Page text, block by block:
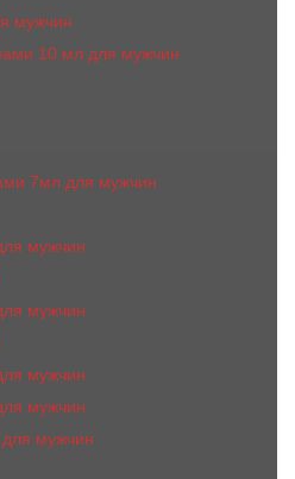
мужчин
10 мл для мужчин
7мл для мужчин
мужчин
мужчин
мужчин
мужчин
мужчин